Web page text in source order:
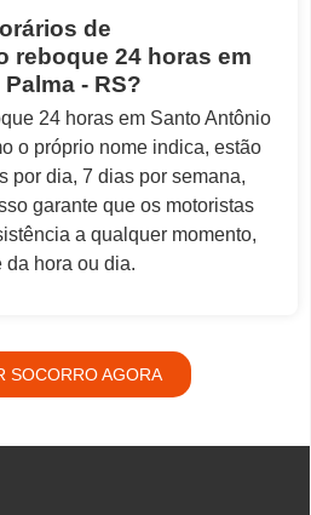
de
reboque 24 horas em
- RS?
24 horas em Santo Antônio
o próprio nome indica, estão
por dia, 7 dias por semana,
garante que os motoristas
a qualquer momento,
da hora ou dia.
SOCORRO AGORA